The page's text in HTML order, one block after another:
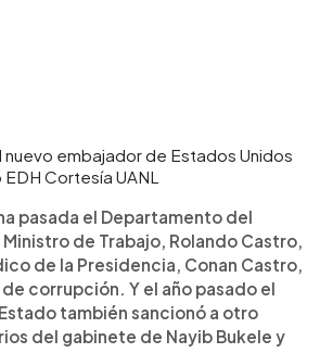
nuevo embajador de Estados Unidos
Cortesía UANL
pasada el Departamento del
de Trabajo, Rolando Castro,
de la Presidencia, Conan Castro,
corrupción. Y el año pasado el
también sancionó a otro
del gabinete de Nayib Bukele y